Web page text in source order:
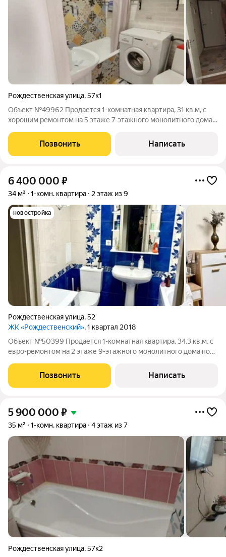
Рождественская улица,57к1
Объект №49962 Продается 1-комнатная квартира, 31 кв.м, с
хорошим ремонтом на 5 этаже 7-этажного монолитного дома
индивидуальное газовое отопление.
Позвонить Написать
6 400 000 ₽
34 м² 1-комн. квартира 2 этаж из 9
новостройка
Рождественская улица,52
ЖК «Рождественский», 1 квартал 2018
Объект №50399 Продается 1-комнатная квартира, 34,3 кв.м, с
евро-ремонтом на 2 этаже 9-этажного монолитного дома по
балкон, индивидуальное газовое отопление.
Позвонить Написать
5 900 000 ₽
35 м² 1-комн. квартира 4 этаж из 7
Рождественская улица,57к2